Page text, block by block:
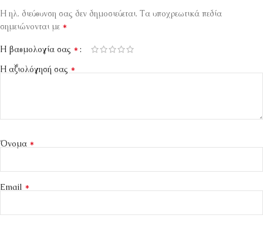
Η ηλ. διεύθυνση σας δεν δημοσιεύεται. Τα υποχρεωτικά πεδία
σημειώνονται με *
Η βαθμολογία σας *
Η αξιολόγησή σας *
Όνομα *
Email *